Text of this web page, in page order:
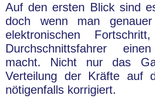
Auf den ersten Blick sind
doch wenn man
elektronischen
Durchschnittsfahrer
macht. Nicht nur das
Verteilung der Kräfte auf
nötigenfalls korrigiert.